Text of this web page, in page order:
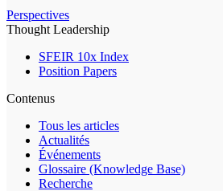
Perspectives
Thought Leadership
SFEIR 10x Index
Position Papers
Contenus
Tous les articles
Actualités
Événements
Glossaire (Knowledge Base)
Recherche